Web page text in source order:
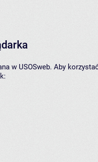
w USOSweb. Aby